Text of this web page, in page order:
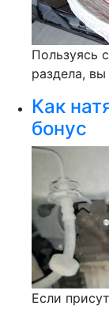
Пользуясь
раздела,
Как
бонус
Если